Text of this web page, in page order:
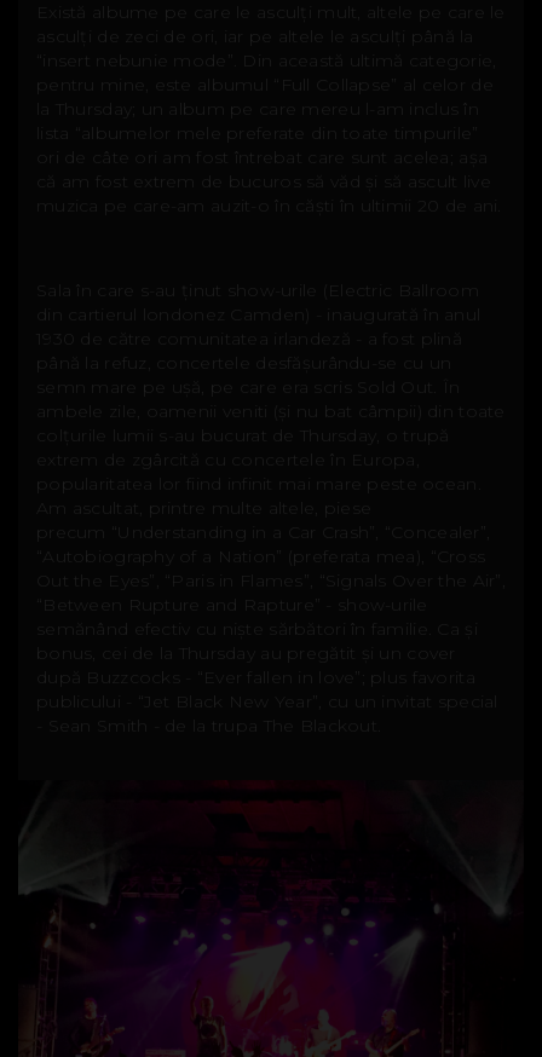
Există albume pe care le asculți mult, altele pe care le
asculți de zeci de ori, iar pe altele le asculți până la
“insert nebunie mode”. Din această ultimă categorie,
pentru mine, este albumul “Full Collapse” al celor de
la Thursday; un album pe care mereu l-am inclus în
lista “albumelor mele preferate din toate timpurile”
ori de câte ori am fost întrebat care sunt acelea; așa
că am fost extrem de bucuros să văd și să ascult live
muzica pe care-am auzit-o în căști în ultimii 20 de ani.
Sala în care s-au ținut show-urile (Electric Ballroom
din cartierul londonez Camden) - inaugurată în anul
1930 de către comunitatea irlandeză - a fost plină
până la refuz, concertele desfășurându-se cu un
semn mare pe ușă, pe care era scris Sold Out. În
ambele zile, oamenii veniti (și nu bat câmpii) din toate
colțurile lumii s-au bucurat de Thursday, o trupă
extrem de zgârcită cu concertele în Europa,
popularitatea lor fiind infinit mai mare peste ocean.
Am ascultat, printre multe altele, piese
precum “Understanding in a Car Crash”, “Concealer”,
“Autobiography of a Nation” (preferata mea), “Cross
Out the Eyes”, “Paris in Flames”, “Signals Over the Air”,
“Between Rupture and Rapture” - show-urile
semănând efectiv cu niște sărbători în familie. Ca și
bonus, cei de la Thursday au pregătit și un cover
după Buzzcocks - “Ever fallen in love”; plus favorita
publicului - “Jet Black New Year”, cu un invitat special
- Sean Smith - de la trupa The Blackout.